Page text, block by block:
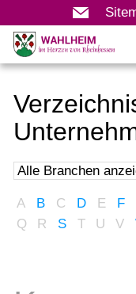
Bürgerservice
Leben in
Tourismus &
A B C D E F
Q
R S T U V